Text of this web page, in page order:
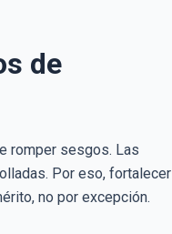
de
romper sesgos. Las
Por eso, fortalecer
no por excepción.